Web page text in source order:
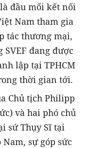
đầu mối kết nối
Nam tham gia
tác thương mại,
SVEF đang được
lập tại TPHCM
thời gian tới.
Chủ tịch Philipp
và hai phó chủ
sứ Thụy Sĩ tại
sự góp sức